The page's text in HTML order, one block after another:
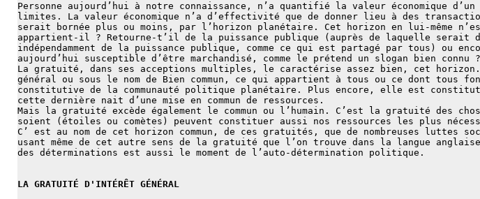
Personne aujourd’hui à notre connaissance, n’a quantifié la valeur économique
limites. La valeur économique n’a d’effectivité que de donner lieu à des
serait bornée plus ou moins, par l’horizon planétaire. Cet horizon en lui-même
appartient-il ? Retourne-t’il de la puissance publique (auprès de laquelle serait
indépendamment de la puissance publique, comme ce qui est partagé par tous) ou
aujourd’hui susceptible d’être marchandisé, comme le prétend un slogan bien connu ?
La gratuité, dans ses acceptions multiples, le caractérise assez bien, cet
général ou sous le nom de Bien commun, ce qui appartient à tous ou ce dont tous
constitutive de la communauté politique planétaire. Plus encore, elle est
cette dernière nait d’une mise en commun de ressources.
Mais la gratuité excède également le commun ou l’humain. C’est la gratuité des
soient (étoiles ou comètes) peuvent constituer aussi nos ressources les plus
C’ est au nom de cet horizon commun, de ces gratuités, que de nombreuses luttes
usant même de cet autre sens de la gratuité que l’on trouve dans la langue
des déterminations est aussi le moment de l’auto-détermination politique.
LA GRATUITÉ D'INTÉRÊT GÉNÉRAL